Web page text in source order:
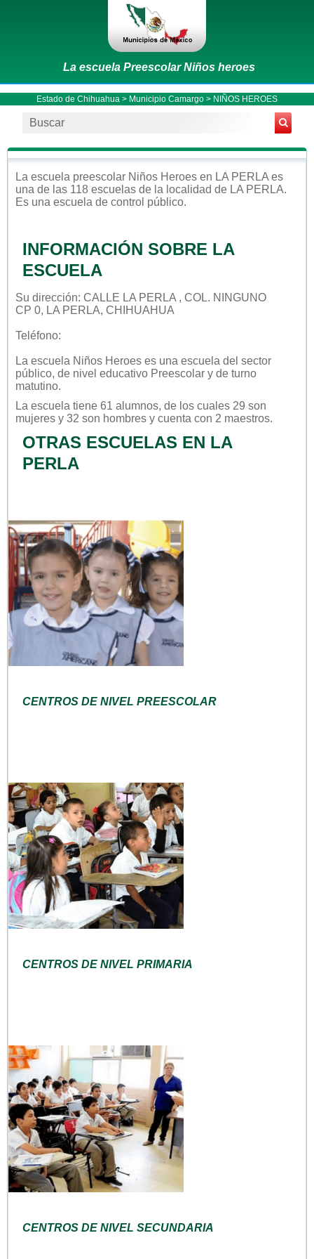
La escuela Preescolar Niños heroes
Estado de Chihuahua > Municipio Camargo > NIÑOS HEROES
La escuela preescolar Niños Heroes en LA PERLA es
una de las 118 escuelas de la localidad de LA PERLA.
Es una escuela de control público.
INFORMACIÓN SOBRE LA
ESCUELA
Su dirección: CALLE LA PERLA , COL. NINGUNO
CP 0, LA PERLA, CHIHUAHUA
Teléfono:
La escuela Niños Heroes es una escuela del sector
público, de nivel educativo Preescolar y de turno
matutino.
La escuela tiene 61 alumnos, de los cuales 29 son
mujeres y 32 son hombres y cuenta con 2 maestros.
OTRAS ESCUELAS EN LA
PERLA
CENTROS DE NIVEL PREESCOLAR
CENTROS DE NIVEL PRIMARIA
CENTROS DE NIVEL SECUNDARIA